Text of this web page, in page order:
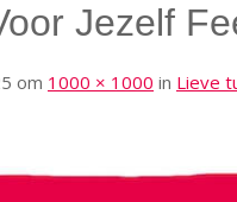
Jezelf
om 1000 × 1000 in Lieve